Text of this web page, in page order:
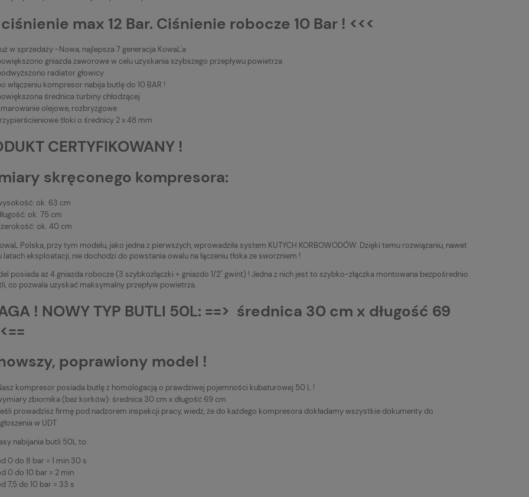
ciśnienie max 12 Bar. Ciśnienie robocze 10 Bar ! <<<
w sprzedaży -Nowa, najlepsza 7 generacja KowaL'a
gniazda zaworowe w celu uzyskania szybszego przepływu powietrza
radiator głowicy
włączeniu kompresor nabija butlę do 10 BAR !
średnica turbiny chłodzącej
olejowe, rozbryzgowe
tłoki o średnicy 2 x 48 mm
CERTYFIKOWANY !
skręconego kompresora:
ok. 63 cm
ok. 75 cm
ok. 40 cm
Polska, przy tym modelu, jako jedna z pierwszych, wprowadziła system KUTYCH KORBOWODÓW. Dzięki temu rozwiązaniu, nawet
latach eksploatacji, nie dochodzi do powstania owalu na łączeniu tłoka ze sworzniem !
posiada aż 4 gniazda robocze (3 szybkozłączki + gniazdo 1/2'' gwint) ! Jedna z nich jest to szybko-złączka montowana bezpośrednio
co pozwala uzyskać maksymalny przepływ powietrza.
! NOWY TYP BUTLI 50L: ==> średnica 30 cm x długość 69
poprawiony model !
kompresor posiada butlę z homologacją o prawdziwej pojemności kubaturowej 50 L !
zbiornika (bez korków): średnica 30 cm x długość 69 cm
prowadzisz firmę pod nadzorem inspekcji pracy, wiedz, że do każdego kompresora dokładamy wszystkie dokumenty do
w UDT
nabijania butli 50L to:
0 do 8 bar = 1 min 30 s
0 do 10 bar = 2 min
7,5 do 10 bar = 33 s